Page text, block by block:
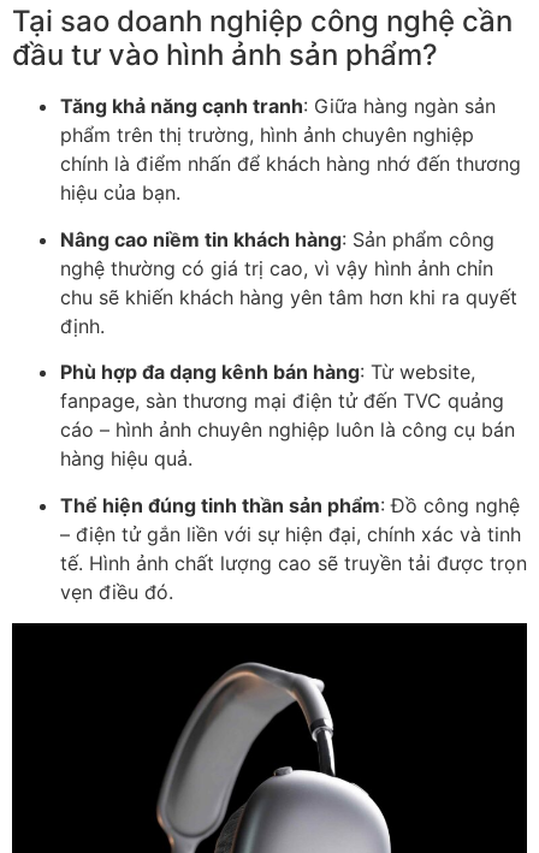
Tại sao doanh nghiệp công nghệ cần
đầu tư vào hình ảnh sản phẩm?
Tăng khả năng cạnh tranh: Giữa hàng ngàn sản
phẩm trên thị trường, hình ảnh chuyên nghiệp
chính là điểm nhấn để khách hàng nhớ đến thương
hiệu của bạn.
Nâng cao niềm tin khách hàng: Sản phẩm công
nghệ thường có giá trị cao, vì vậy hình ảnh chỉn
chu sẽ khiến khách hàng yên tâm hơn khi ra quyết
định.
Phù hợp đa dạng kênh bán hàng: Từ website,
fanpage, sàn thương mại điện tử đến TVC quảng
cáo – hình ảnh chuyên nghiệp luôn là công cụ bán
hàng hiệu quả.
Thể hiện đúng tinh thần sản phẩm: Đồ công nghệ
– điện tử gắn liền với sự hiện đại, chính xác và tinh
tế. Hình ảnh chất lượng cao sẽ truyền tải được trọn
vẹn điều đó.